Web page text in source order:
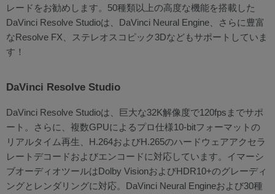
レードをお勧めします。50種類以上の高度な機能を搭載した
DaVinci Resolve Studioは、DaVinci Neural Engine、さらに豊富
なResolve FX、ステレオスコピック3Dなどもサポートしていま
す！
DaVinci Resolve Studio
DaVinci Resolve Studioは、巨大な32K解像度で120fpsまでサポ
ート。さらに、複数GPUによるプロ仕様10-bitフォーマットの
リアルタイム再生、H.264およびH.265のハードウェアアクセラ
レートデコードおよびエンコードに対応しています。イマーシ
ブオーディオツールはDolby VisionおよびHDR10+のグレーディ
ングとレンダリングに対応。DaVinci Neural Engineおよび30種